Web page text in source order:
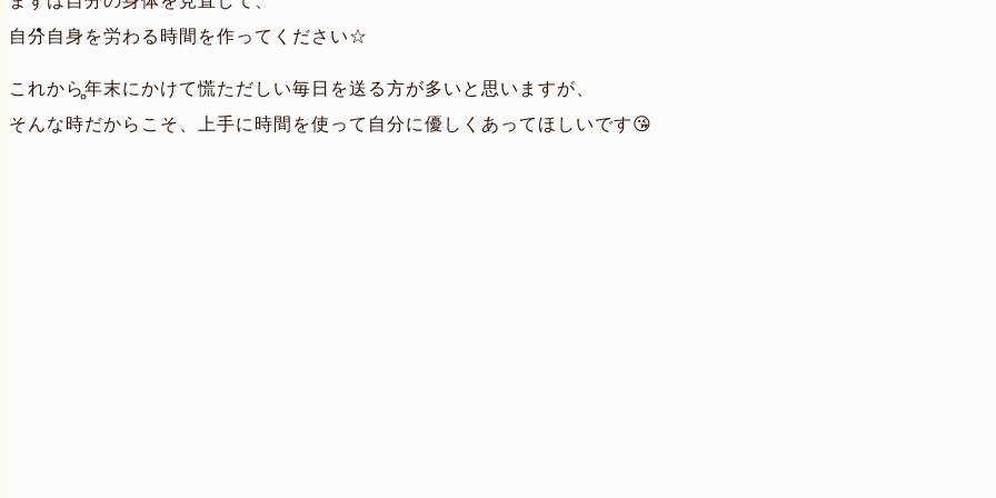
自分自身を労わる時間を作ってください☆
これから年末にかけて慌ただしい毎日を送る方が多いと思いますが、
そんな時だからこそ、上手に時間を使って自分に優しくあってほしいです😘